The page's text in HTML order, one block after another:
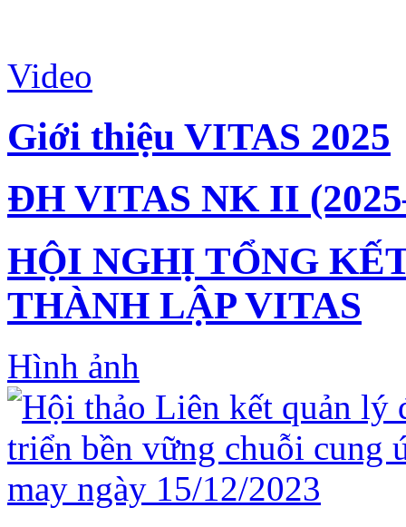
Video
Giới thiệu VITAS 2025
ĐH VITAS NK II
HỘI NGHỊ TỔNG
THÀNH LẬP VITAS
Hình ảnh